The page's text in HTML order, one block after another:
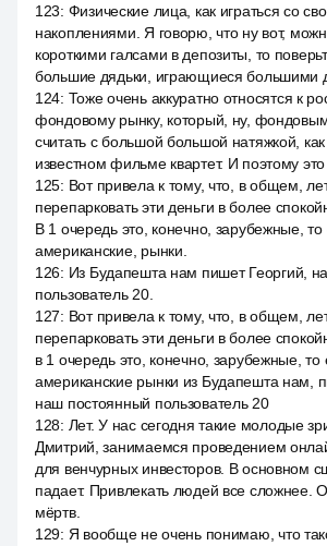
123: Физические лица, как играться со
накоплениями. Я говорю, что ну вот,
короткими галсами в депозиты, то
большие дядьки, играющиеся большими
124: Тоже очень аккуратно относятся к
фондовому рынку, который, ну,
считать с большой большой натяжкой, как
известном фильме квартет. И поэтому это
125: Вот привела к тому, что, в общем,
перепарковать эти деньги в более
В 1 очередь это, конечно, зарубежные, то
американские, рынки.
126: Из Будапешта нам пишет Георгий,
пользователь 20.
127: Вот привела к тому, что, в общем,
перепарковать эти деньги в более
в 1 очередь это, конечно, зарубежные, то
американские рынки из Будапешта нам,
наш постоянный пользователь 20
128: Лет. У нас сегодня такие молодые
Дмитрий, занимаемся проведением
для венчурных инвесторов. В основном
падает. Привлекать людей все сложнее.
мёртв.
129: Я вообще не очень понимаю, что